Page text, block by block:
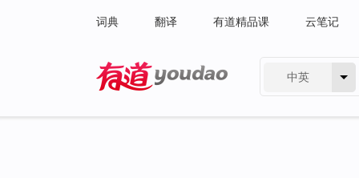
词典 翻译 有道精品课 云笔记
中英